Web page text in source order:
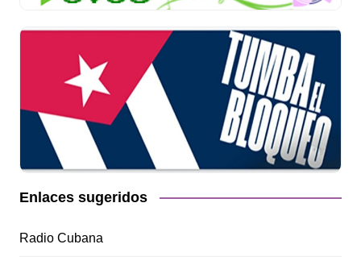
Enlaces sugeridos
Radio Cubana